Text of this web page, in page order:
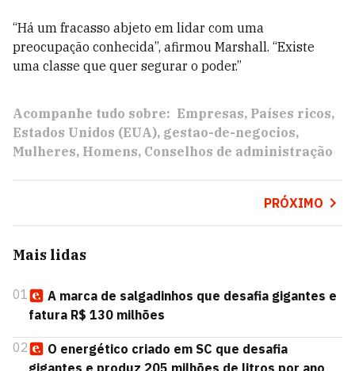
“Há um fracasso abjeto em lidar com uma
preocupação conhecida”, afirmou Marshall. “Existe
uma classe que quer segurar o poder.”
Acompanhe tudo sobre: Empresas Países ricos
Estados Unidos (EUA) gestao-de-negocios
Mulheres Homens Conselhos de administração
PRÓXIMO
Mais lidas
01
A marca de salgadinhos que desafia gigantes e
fatura R$ 130 milhões
02
O energético criado em SC que desafia
gigantes e produz 205 milhões de litros por ano